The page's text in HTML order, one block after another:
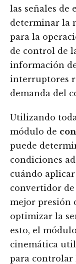
las señales de
determinar la
para la
de control de
información
interruptores
demanda del
Utilizando
módulo de
puede
condiciones
cuándo
convertidor
mejor presión
optimizar la
esto, el
cinemática
para controlar